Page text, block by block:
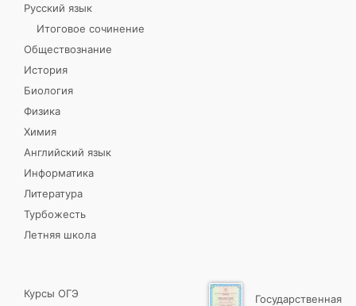
Русский язык
Итоговое сочинение
Обществознание
История
Биология
Физика
Химия
Английский язык
Информатика
Литература
Турбожесть
Летняя школа
Курсы ОГЭ
Государственная